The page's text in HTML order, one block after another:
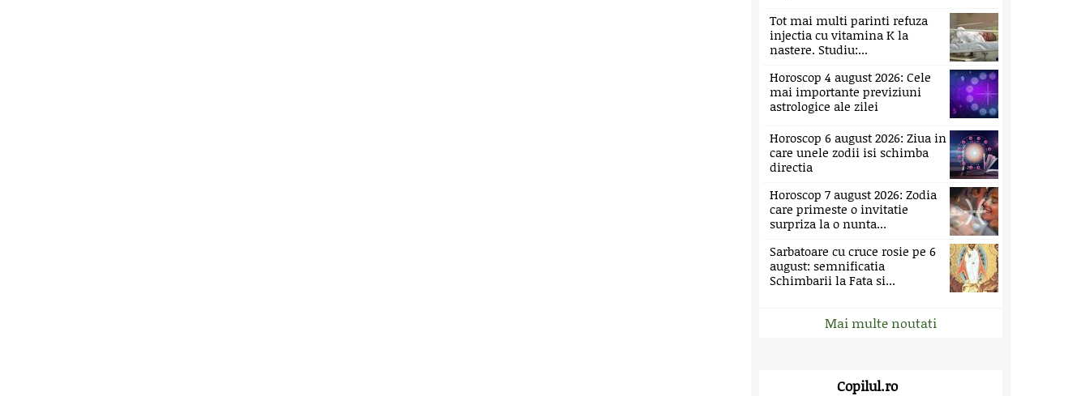
Tot mai multi parinti refuza
injectia cu vitamina K la
nastere. Studiu:...
Horoscop 4 august 2026: Cele
mai importante previziuni
astrologice ale zilei
Horoscop 6 august 2026: Ziua in
care unele zodii isi schimba
directia
Horoscop 7 august 2026: Zodia
care primeste o invitatie
surpriza la o nunta...
Sarbatoare cu cruce rosie pe 6
august: semnificatia
Schimbarii la Fata si...
Mai multe noutati
Copilul.ro